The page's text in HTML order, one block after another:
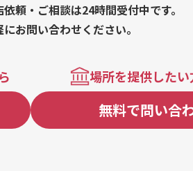
頼・ご相談は24時間受付中です。
お問い合わせください。
場所を提供した
無料で問い合